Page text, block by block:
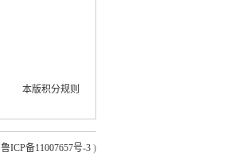
本版积分规则
鲁ICP备11007657号-3 )